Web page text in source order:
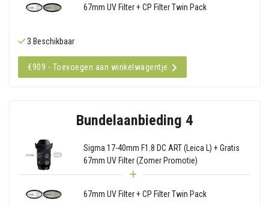
67mm UV Filter + CP Filter Twin Pack
3 Beschikbaar
€909 - Toevoegen aan winkelwagentje
Bundelaanbieding 4
Sigma 17-40mm F1.8 DC ART (Leica L) + Gratis
67mm UV Filter (Zomer Promotie)
67mm UV Filter + CP Filter Twin Pack